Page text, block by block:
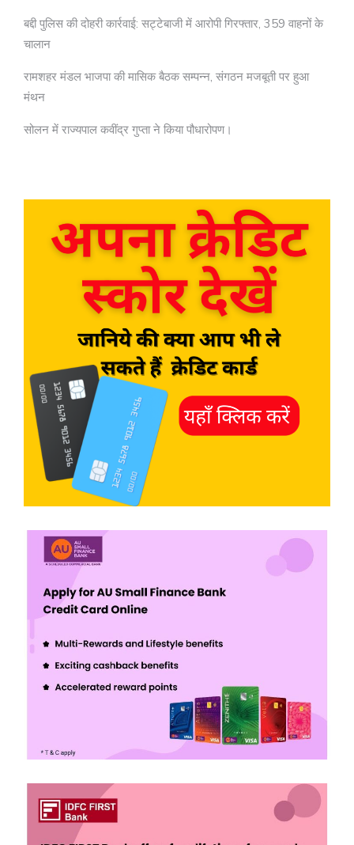
बद्दी पुलिस की दोहरी कार्रवाई: सट्टेबाजी में आरोपी गिरफ्तार, 359 वाहनों के
चालान
रामशहर मंडल भाजपा की मासिक बैठक सम्पन्न, संगठन मजबूती पर हुआ
मंथन
सोलन में राज्यपाल कवींद्र गुप्ता ने किया पौधारोपण।